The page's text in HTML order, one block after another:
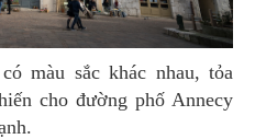
cho đường phố Annecy